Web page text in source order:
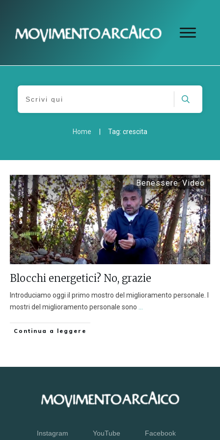
Home Tag: crescita
Benessere,Video
Blocchi energetici? No, grazie
Introduciamo oggi il primo mostro del miglioramento personale. I
mostri del miglioramento personale sono
Continua a leggere
Instagram YouTube Facebook